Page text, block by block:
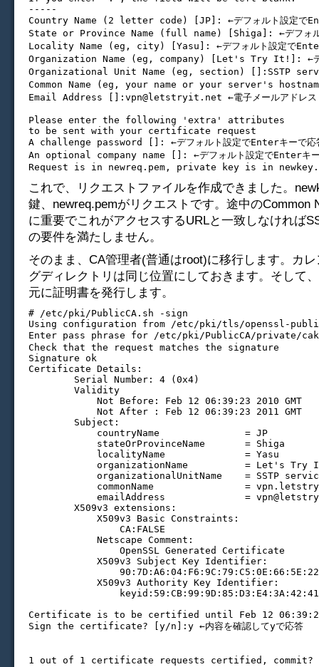
-----
Country Name (2 letter code) [JP]: ←デフォルト設定で
State or Province Name (full name) [Shiga]: ←デフォル
Locality Name (eg, city) [Yasu]: ←デフォルト設定でEnter
Organization Name (eg, company) [Let's Try It!]: ←デフ
Organizational Unit Name (eg, section) []:SSTP
Common Name (eg, your name or your server's
Email Address []: vpn@letstryit.net ←電子メールアドレ
Please enter the following 'extra' attributes
to be sent with your certificate request
A challenge password []: ←デフォルト設定でEnterキーで応
An optional company name []: ←デフォルト設定でEnterキー
これで、リクエストファイルを作成できました。
鍵、newreq.pemがリクエストです。途中のCommon
に重要でこれがアクセスするURLと一致しなければ
の要件を満たしません。
そのまま、CA管理者(普通はroot)に移行します。カ
グディレクトリは同じ位置にしておきます。そして
元に証明書を発行します。
# /etc/pki/PublicCA.sh -sign
Using configuration from /etc/pki/tls/openssl-
Enter pass phrase for /etc/pki/PublicCA/private/
Check that the request matches the signature
Signature ok
Certificate Details:
        Serial Number: 4 (0x4)
        Validity
            Not Before: Feb 12 06:39:23 2010 GMT
            Not After : Feb 12 06:39:23 2011 GMT
        Subject:
            countryName               = JP
            stateOrProvinceName       = Shiga
            localityName              = Yasu
organizationName          = Let's Try
organizationalUnitName    = SSTP
commonName                =
            emailAddress              =
        X509v3 extensions:
            X509v3 Basic Constraints:
                CA:FALSE
            Netscape Comment:
                OpenSSL Generated Certificate
            X509v3 Subject Key Identifier:
            X509v3 Authority Key Identifier:
Certificate is to be certified until Feb 12 06:39:23
Sign the certificate? [y/n]:y ←内容を確認してyで応答
1 out of 1 certificate requests certified, commit? [y/